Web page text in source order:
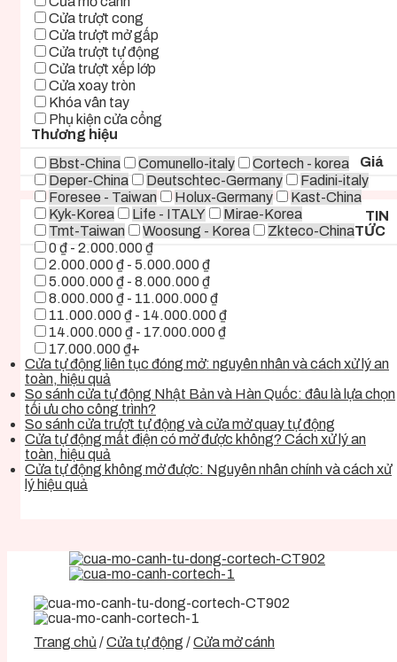
Cửa trượt cong
Cửa trượt mở gấp
Cửa trượt tự động
Cửa trượt xếp lớp
Cửa xoay tròn
Khóa vân tay
Phụ kiện cửa cổng
Thương hiệu
Bbst-China
Comunello-italy
Cortech - korea
Deper-China
Deutschtec-Germany
Fadini-italy
Foresee - Taiwan
Holux-Germany
Kast-China
Kyk-Korea
Life - ITALY
Mirae-Korea
Tmt-Taiwan
Woosung - Korea Zkteco-China
Giá
0 ₫ - 2.000.000 ₫
2.000.000 ₫ - 5.000.000 ₫
5.000.000 ₫ - 8.000.000 ₫
8.000.000 ₫ - 11.000.000 ₫
11.000.000 ₫ - 14.000.000 ₫
14.000.000 ₫ - 17.000.000 ₫
17.000.000 ₫+
TIN
TỨC
Cửa tự động liên tục đóng mở: nguyên nhân và cách xử lý an
toàn, hiệu quả
So sánh cửa tự động Nhật Bản và Hàn Quốc: đâu là lựa chọn
tối ưu cho công trình?
So sánh cửa trượt tự động và cửa mở quay tự động
Cửa tự động mất điện có mở được không? Cách xử lý an
toàn, hiệu quả
Cửa tự động không mở được: Nguyên nhân chính và cách xử
lý hiệu quả
Trang chủ /Cửa tự động /Cửa mở cánh